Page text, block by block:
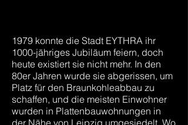
1979 konnte die Stadt EYTHRA ihr
1000-jähriges Jubiläum feiern, doch
heute existiert sie nicht mehr. In den
80er Jahren wurde sie abgerissen, um
Platz für den Braunkohleabbau zu
schaffen, und die meisten Einwohner
wurden in Plattenbauwohnungen in
der Nähe von Leipzig umgesiedelt. Wo